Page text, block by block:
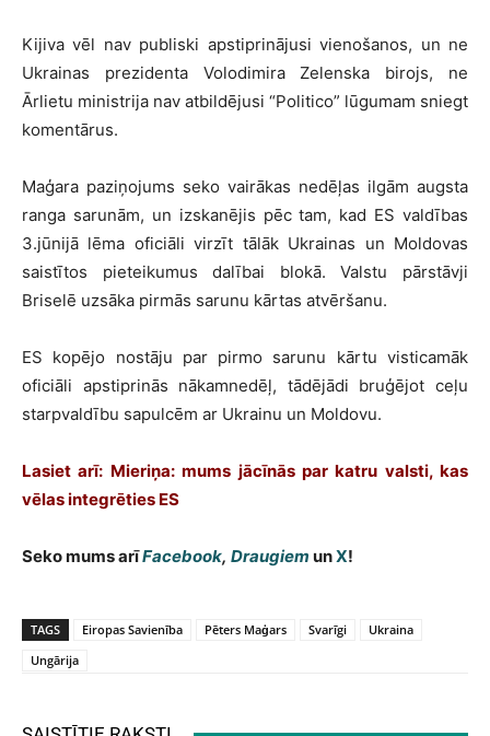
Kijiva vēl nav publiski apstiprinājusi vienošanos, un ne
Ukrainas prezidenta Volodimira Zelenska birojs, ne
Ārlietu ministrija nav atbildējusi “Politico” lūgumam sniegt
komentārus.
Maģara paziņojums seko vairākas nedēļas ilgām augsta
ranga sarunām, un izskanējis pēc tam, kad ES valdības
3.jūnijā lēma oficiāli virzīt tālāk Ukrainas un Moldovas
saistītos pieteikumus dalībai blokā. Valstu pārstāvji
Briselē uzsāka pirmās sarunu kārtas atvēršanu.
ES kopējo nostāju par pirmo sarunu kārtu visticamāk
oficiāli apstiprinās nākamnedēļ, tādējādi bruģējot ceļu
starpvaldību sapulcēm ar Ukrainu un Moldovu.
Lasiet arī: Mieriņa: mums jācīnās par katru valsti, kas
vēlas integrēties ES
Seko mums arīFacebook, Draugiem unX!
TAGS Eiropas Savienība Pēters Maģars Svarīgi
Ukraina
Ungārija